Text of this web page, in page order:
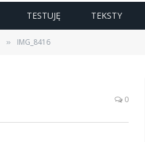
TESTUJĘ TEKSTY
» IMG_8416
0